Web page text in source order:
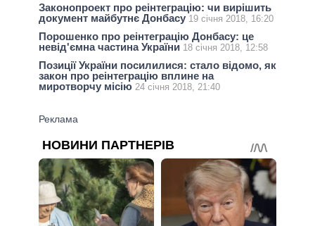
Законопроект про реінтеграцію: чи вирішить
документ майбутнє Донбасу 19 січня 2018, 16:20
Порошенко про реінтеграцію Донбасу: це
невід'ємна частина України 18 січня 2018, 12:58
Позиції України посилилися: стало відомо, як
закон про реінтеграцію вплине на
миротворчу місію 24 січня 2018, 21:40